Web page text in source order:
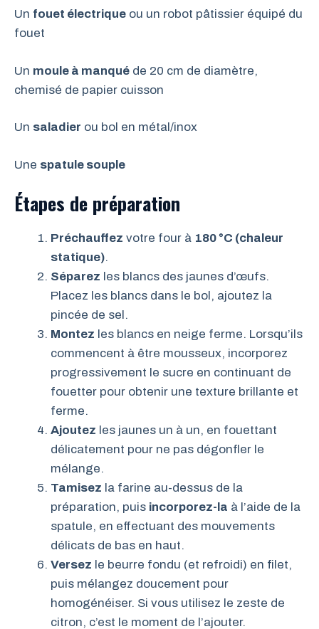
Un fouet électrique ou un robot pâtissier équipé du
fouet
Un moule à manqué de 20 cm de diamètre,
chemisé de papier cuisson
Un saladier ou bol en métal/inox
Une spatule souple
Étapes de préparation
Préchauffez votre four à 180 °C (chaleur
statique).
Séparez les blancs des jaunes d’œufs.
Placez les blancs dans le bol, ajoutez la
pincée de sel.
Montez les blancs en neige ferme. Lorsqu’ils
commencent à être mousseux, incorporez
progressivement le sucre en continuant de
fouetter pour obtenir une texture brillante et
ferme.
Ajoutez les jaunes un à un, en fouettant
délicatement pour ne pas dégonfler le
mélange.
Tamisez la farine au-dessus de la
préparation, puis incorporez-la à l’aide de la
spatule, en effectuant des mouvements
délicats de bas en haut.
Versez le beurre fondu (et refroidi) en filet,
puis mélangez doucement pour
homogénéiser. Si vous utilisez le zeste de
citron, c’est le moment de l’ajouter.